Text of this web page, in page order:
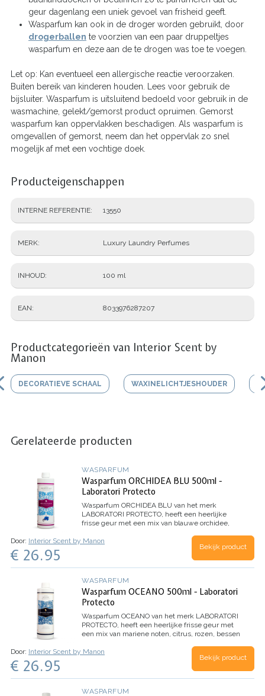
geur dagenlang een uniek gevoel van frisheid geeft.
Wasparfum kan ook in de droger worden gebruikt, door
drogerballen te voorzien van een paar druppeltjes
wasparfum en deze aan de te drogen was toe te voegen.
Let op: Kan eventueel een allergische reactie veroorzaken.
Buiten bereik van kinderen houden. Lees voor gebruik de
bijsluiter. Wasparfum is uitsluitend bedoeld voor gebruik in de
wasmachine, gelekt/gemorst product opruimen. Gemorst
wasparfum kan oppervlakken beschadigen. Als wasparfum is
omgevallen of gemorst, neem dan het oppervlak zo snel
mogelijk af met een vochtige doek.
Producteigenschappen
INTERNE REFERENTIE 13550
MERK Luxury Laundry Perfumes
INHOUD 100 ml
EAN 8033976287207
Productcategorieën van Interior Scent by
Manon
DECORATIEVE SCHAAL WAXINELICHTJESHOUDER
Gerelateerde producten
WASPARFUM
Wasparfum ORCHIDEA BLU 500ml -
Laboratori Protecto
Wasparfum ORCHIDEA BLU van het merk
LABORATORI PROTECTO, heeft een heerlijke
frisse geur met een mix van blauwe orchidee,
100 wasbeurten)
Door: Interior Scent by Manon
€ 26.95 Bekijk product
WASPARFUM
Wasparfum OCEANO 500ml - Laboratori
Protecto
Wasparfum OCEANO van het merk LABORATORI
PROTECTO, heeft een heerlijke frisse geur met
een mix van mariene noten, citrus, rozen, bessen
wasbeurten)
Door: Interior Scent by Manon
€ 26.95 Bekijk product
WASPARFUM